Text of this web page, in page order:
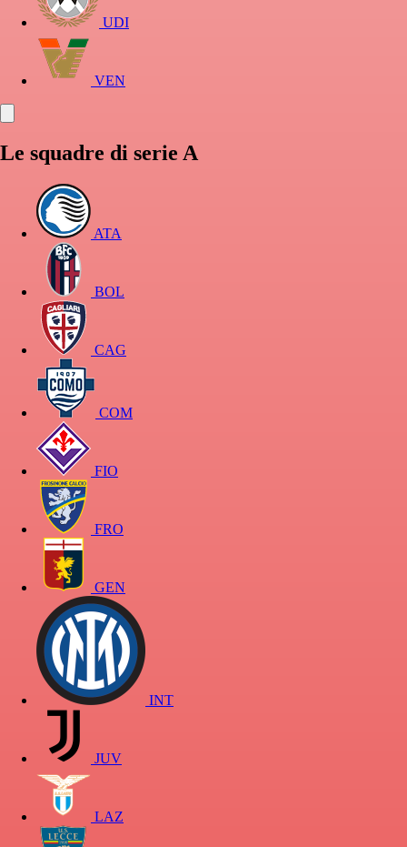
UDI
VEN
Le squadre di serie A
ATA
BOL
CAG
COM
FIO
FRO
GEN
INT
JUV
LAZ